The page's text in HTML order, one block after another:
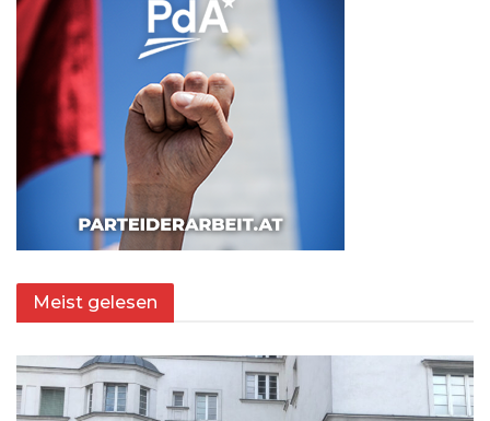
Meist gelesen